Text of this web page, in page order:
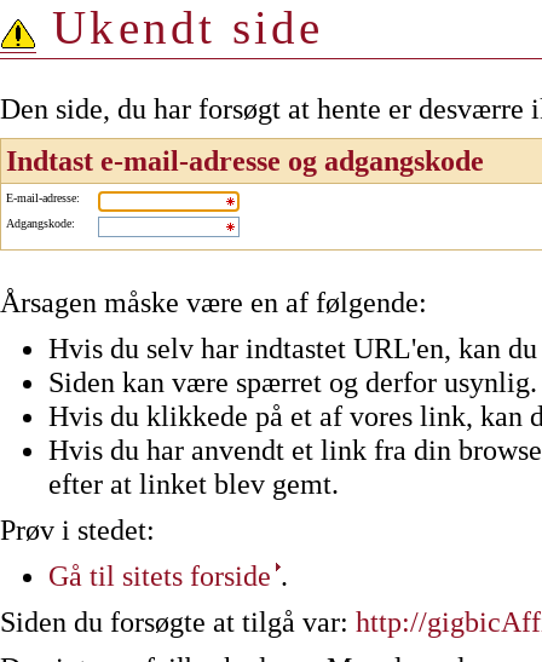
Ukendt side
Den side, du har forsøgt at hente er
Indtast e-mail-adresse og adgangskode
E-mail-adresse:
Adgangskode:
Årsagen måske være en af følgende:
Hvis du selv har indtastet URL'en, kan
Siden kan være spærret og derfor usynlig.
Hvis du klikkede på et af vores link, kan
Hvis du har anvendt et link fra din
efter at linket blev gemt.
Prøv i stedet:
Gå til sitets forside .
Siden du forsøgte at tilgå var: http://